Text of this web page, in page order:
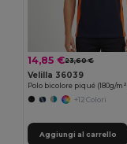
14,85 €23,60 €
Velilla 36039
+12 Colori
Aggiungi al carrello